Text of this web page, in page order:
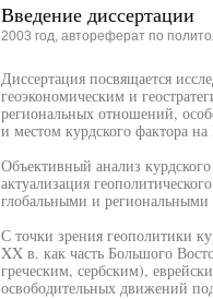
Введение диссертации
2003 год, автореферат по
Диссертация посвящается
геоэкономическим и
региональных отношений,
и местом курдского фактора
Объективный анализ
актуализация
глобальными и
С точки зрения геополитики
XX в. как часть Большого
греческим, сербским),
освободительных движений